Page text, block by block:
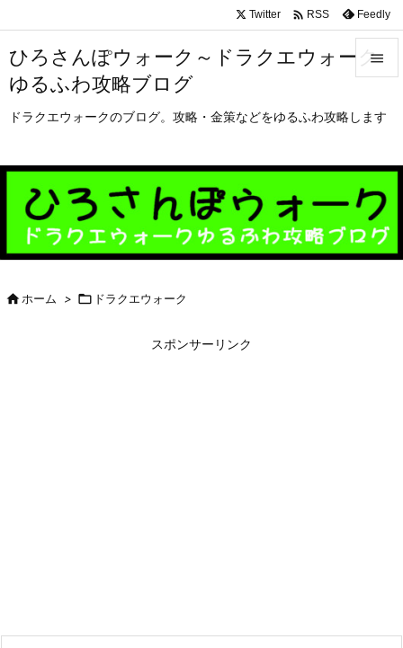
ひろさんぽウォーク～ドラクエウォーク
ゆるふわ攻略ブログ
ドラクエウォークのブログ。攻略・金策などをゆるふわ攻略します

メニュ

前へ

次へ
Twitter  RSS Feedly
ホーム >  ドラクエウォーク
スポンサーリンク